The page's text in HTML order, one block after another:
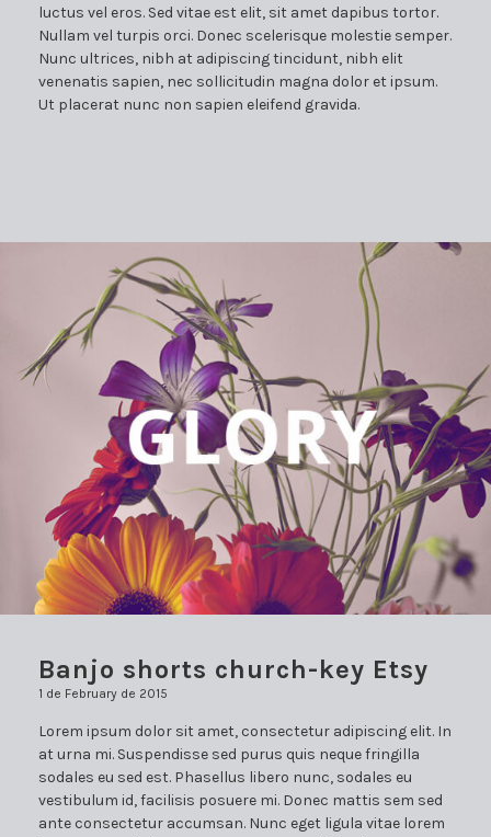
luctus vel eros. Sed vitae est elit, sit amet dapibus tortor.
Nullam vel turpis orci. Donec scelerisque molestie semper.
Nunc ultrices, nibh at adipiscing tincidunt, nibh elit
venenatis sapien, nec sollicitudin magna dolor et ipsum.
Ut placerat nunc non sapien eleifend gravida.
Banjo shorts church-key Etsy
1 de February de 2015
Lorem ipsum dolor sit amet, consectetur adipiscing elit. In
at urna mi. Suspendisse sed purus quis neque fringilla
sodales eu sed est. Phasellus libero nunc, sodales eu
vestibulum id, facilisis posuere mi. Donec mattis sem sed
ante consectetur accumsan. Nunc eget ligula vitae lorem